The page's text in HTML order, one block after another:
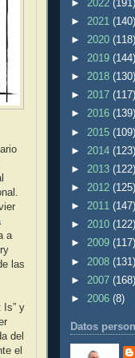
a
las
Is” y
del
el
► 2022 (191)
► 2021 (140)
► 2020 (118)
► 2019 (144)
► 2018 (130)
► 2017 (117)
► 2016 (139)
► 2015 (109)
► 2014 (123)
► 2013 (122)
► 2012 (125)
► 2011 (147)
► 2010 (122)
► 2009 (117)
► 2008 (131)
► 2007 (168)
► 2006 (8)
Datos